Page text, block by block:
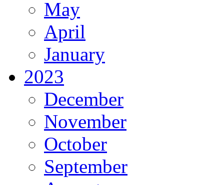
May
April
January
2023
December
November
October
September